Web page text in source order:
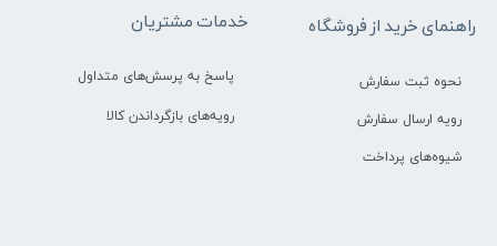
راهنمای خرید از فروشگاه
نحوه ثبت سفارش
رویه ارسال سفارش
شیوه‌های پرداخت
خدمات مشتریان
پاسخ به پرسش‌های متداول
رویه‌های بازگرداندن کالا